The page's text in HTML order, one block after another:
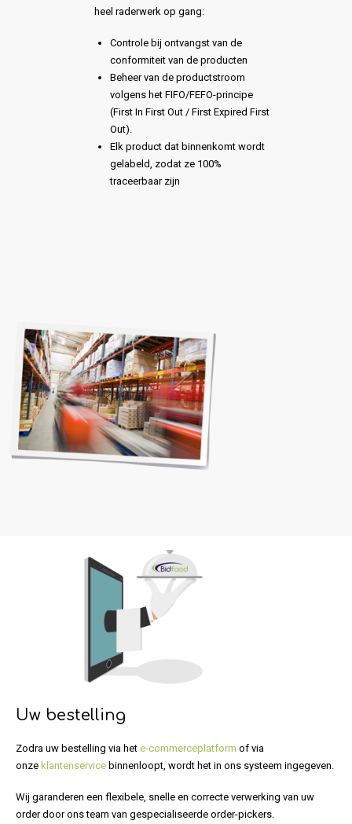
heel raderwerk op gang:
Controle bij ontvangst van de
conformiteit van de producten
Beheer van de productstroom
volgens het FIFO/FEFO-principe
(First In First Out / First Expired First
Out).
Elk product dat binnenkomt wordt
gelabeld, zodat ze 100%
traceerbaar zijn
Uw bestelling
Zodra uw bestelling via het e-commerceplatform of via
onze klantenservice binnenloopt, wordt het in ons systeem ingegeven.
Wij garanderen een flexibele, snelle en correcte verwerking van uw
order door ons team van gespecialiseerde order-pickers.